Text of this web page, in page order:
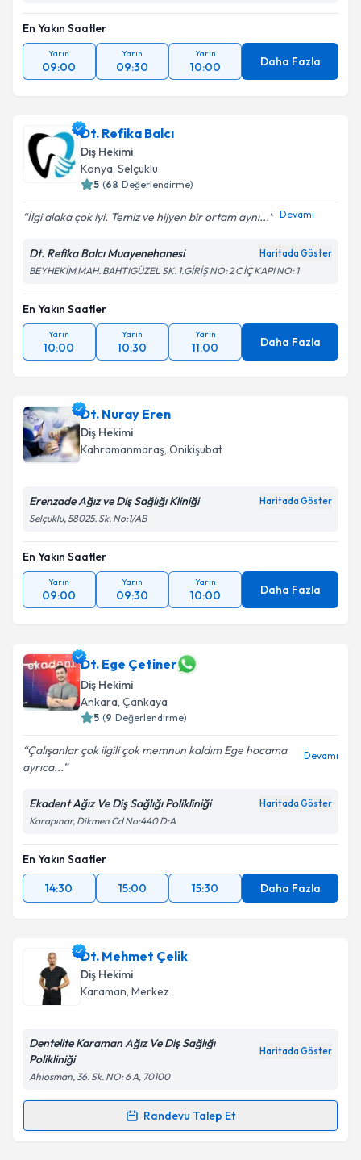
En Yakın Saatler
Yarın
09:00
Yarın
09:30
Yarın
10:00 Daha Fazla
Dt. Refika Balcı
Diş Hekimi
Konya, Selçuklu
5 (68 Değerlendirme)
İlgi alaka çok iyi. Temiz ve hijyen bir ortam aynı... Devamı
Dt. Refika Balcı Muayenehanesi Haritada Göster
BEYHEKİM MAH. BAHTIGÜZEL SK. 1.GİRİŞ NO: 2 C İÇ KAPI NO: 1
En Yakın Saatler
Yarın
10:00
Yarın
10:30
Yarın
11:00 Daha Fazla
Dt. Nuray Eren
Diş Hekimi
Kahramanmaraş, Onikişubat
Erenzade Ağız ve Diş Sağlığı Kliniği Haritada Göster
Selçuklu, 58025. Sk. No:1/AB
En Yakın Saatler
Yarın
09:00
Yarın
09:30
Yarın
10:00 Daha Fazla
Dt. Ege Çetiner
Diş Hekimi
Ankara, Çankaya
5 (9 Değerlendirme)
Çalışanlar çok ilgili çok memnun kaldım Ege hocama
ayrıca...
Devamı
Ekadent Ağız Ve Diş Sağlığı Polikliniği Haritada Göster
Karapınar, Dikmen Cd No:440 D:A
En Yakın Saatler
14:30
15:00 15:30 Daha Fazla
Dt. Mehmet Çelik
Diş Hekimi
Karaman, Merkez
Dentelite Karaman Ağız Ve Diş Sağlığı
Polikliniği
Haritada Göster
Ahiosman, 36. Sk. NO: 6 A, 70100
Randevu Talep Et
Randevu Takvimi Talebi